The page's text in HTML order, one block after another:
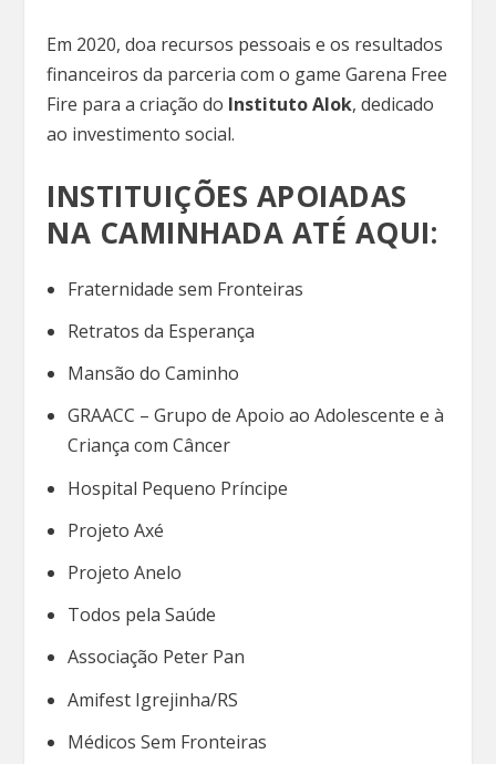
Em 2020, doa recursos pessoais e os resultados
financeiros da parceria com o game Garena Free
Fire para a criação do Instituto Alok, dedicado
ao investimento social.
INSTITUIÇÕES APOIADAS
NA CAMINHADA ATÉ AQUI:
Fraternidade sem Fronteiras
Retratos da Esperança
Mansão do Caminho
GRAACC – Grupo de Apoio ao Adolescente e à
Criança com Câncer
Hospital Pequeno Príncipe
Projeto Axé
Projeto Anelo
Todos pela Saúde
Associação Peter Pan
Amifest Igrejinha/RS
Médicos Sem Fronteiras